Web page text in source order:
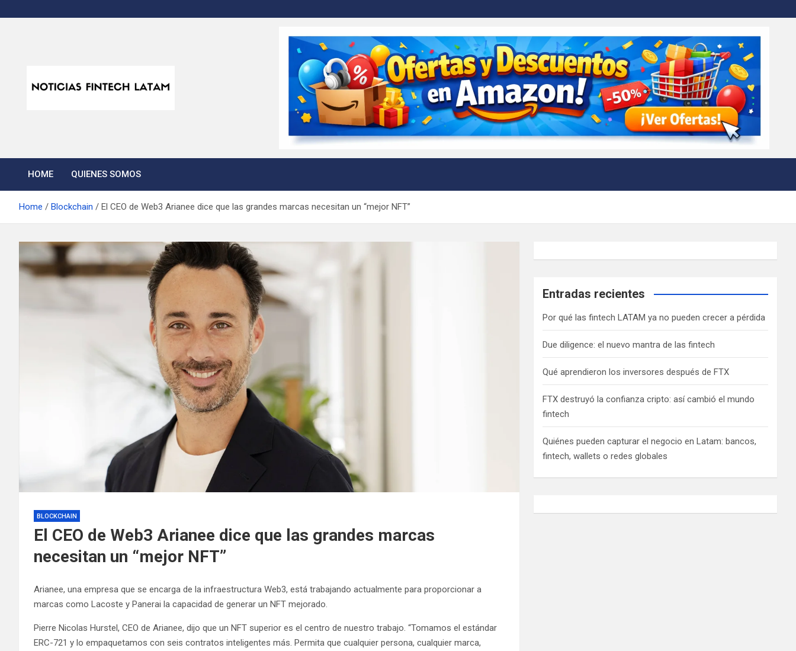
to
HOME QUIENES SOMOS
Home Blockchain El CEO de Web3 Arianee dice que las grandes marcas necesitan un “mejor NFT”
BLOCKCHAIN
El CEO de Web3 Arianee dice que las grandes marcas
necesitan un “mejor NFT”
Arianee, una empresa que se encarga de la infraestructura Web3, está trabajando actualmente para proporcionar a
marcas como Lacoste y Panerai la capacidad de generar un NFT mejorado.
Pierre Nicolas Hurstel, CEO de Arianee, dijo que un NFT superior es el centro de nuestro trabajo. “Tomamos el estándar
ERC-721 y lo empaquetamos con seis contratos inteligentes más. Permita que cualquier persona, cualquier marca,
Entradas recientes
Por qué las fintech LATAM ya no pueden crecer a pérdida
Due diligence: el nuevo mantra de las fintech
Qué aprendieron los inversores después de FTX
FTX destruyó la confianza cripto: así cambió el mundo
fintech
Quiénes pueden capturar el negocio en Latam: bancos,
fintech, wallets o redes globales